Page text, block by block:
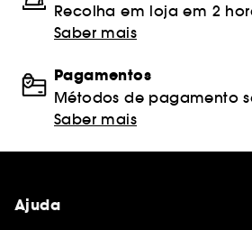
Recolha em loja em 2
Saber mais
Pagamentos
Métodos de pagamento
Saber mais
Ajuda